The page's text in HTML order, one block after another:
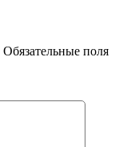
Обязательные поля